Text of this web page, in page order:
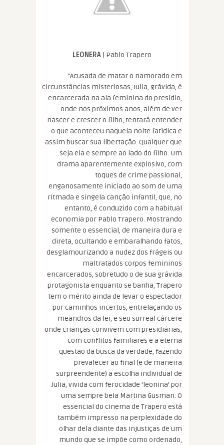
LEONERA | Pablo Trapero
“Acusada de matar o namorado em
circunstâncias misteriosas, Julia, grávida, é
encarcerada na ala feminina do presídio,
onde nos próximos anos, além de ver
nascer e crescer o filho, tentará entender
o que aconteceu naquela noite fatídica e
assim buscar sua libertação. Qualquer que
seja ela e sempre ao lado do filho. Um
drama aparentemente explosivo, com
toques de crime passional,
enganosamente iniciado ao som de uma
ritmada e singela canção infantil, que, no
entanto, é conduzido com a habitual
economia por Pablo Trapero. Mostrando
somente o essencial, de maneira dura e
direta, ocultando e embaralhando fatos,
desglamourizando a nudez dos frágeis ou
maltratados corpos femininos
encarcerados, sobretudo o de sua grávida
protagonista enquanto se banha, Trapero
tem o mérito ainda de levar o espectador
por caminhos incertos, entrelaçando os
meandros da lei, e seu surreal cárcere
onde crianças convivem com presidiárias,
com conflitos familiares e a eterna
questão da busca da verdade, fazendo
prevalecer ao final (e de maneira
surpreendente) a escolha individual de
Julia, vivida com ferocidade ‘leonina’ por
uma sempre bela Martina Gusman. O
essencial do cinema de Trapero está
também impresso na perplexidade do
olhar dela diante das injustiças de um
mundo que se impõe como ordenado,